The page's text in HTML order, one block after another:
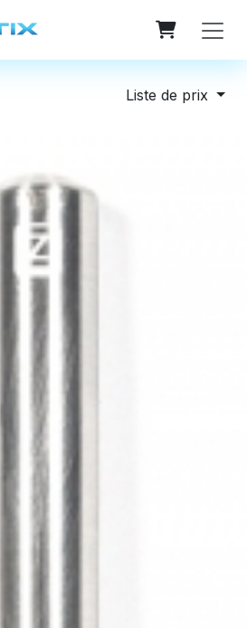
Liste de prix